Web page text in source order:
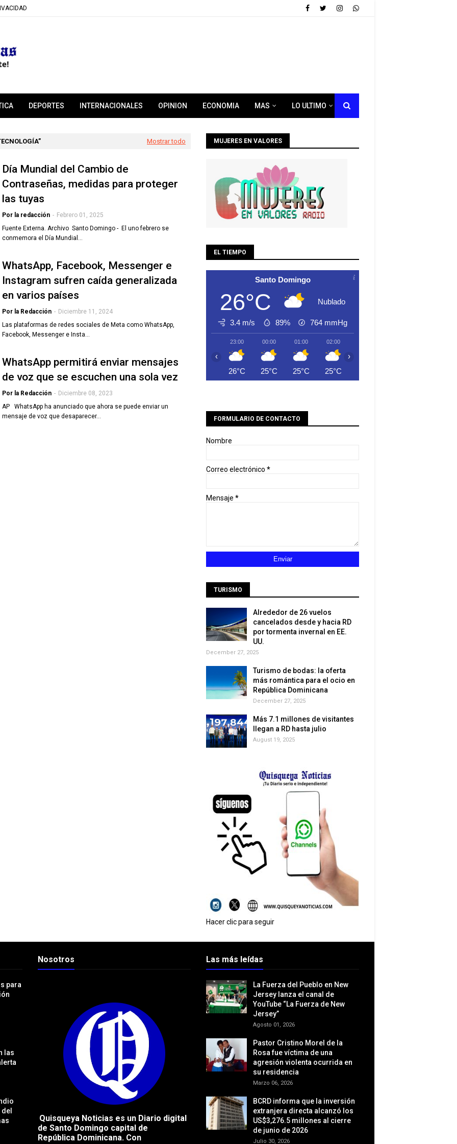
DEPORTES INTERNACIONALES OPINION ECONOMIA MAS LO ULTIMO
Mostrar todo
Día Mundial del Cambio de
Contraseñas, medidas para proteger
las tuyas
Por la redacción - Febrero 01, 2025
Fuente Externa. Archivo Santo Domingo - El uno febrero se
conmemora el Día Mundial…
WhatsApp, Facebook, Messenger e
Instagram sufren caída generalizada
en varios países
Por la Redacción - Diciembre 11, 2024
Las plataformas de redes sociales de Meta como WhatsApp,
Facebook, Messenger e Insta…
WhatsApp permitirá enviar mensajes
de voz que se escuchen una sola vez
Por la Redacción - Diciembre 08, 2023
AP WhatsApp ha anunciado que ahora se puede enviar un
mensaje de voz que desaparecer…
MUJERES EN VALORES
EL TIEMPO
Santo Domingo
26°C Nublado
3.4 m/s 89% 764 mmHg
23:00
26°C
00:00
25°C
01:00
25°C
02:00
25°C
‹ ›
FORMULARIO DE CONTACTO
Nombre
Correo electrónico *
Mensaje *
TURISMO
Alrededor de 26 vuelos
cancelados desde y hacia RD
por tormenta invernal en EE.
UU.
December 27, 2025
Turismo de bodas: la oferta
más romántica para el ocio en
República Dominicana
December 27, 2025
Más 7.1 millones de visitantes
llegan a RD hasta julio
August 19, 2025
Hacer clic para seguir
para
las
Nosotros
Quisqueya Noticias es un Diario digital
de Santo Domingo capital de
República Dominicana. Con
Las más leídas
La Fuerza del Pueblo en New
Jersey lanza el canal de
YouTube “La Fuerza de New
Jersey”
Agosto 01, 2026
Pastor Cristino Morel de la
Rosa fue víctima de una
agresión violenta ocurrida en
su residencia
Marzo 06, 2026
BCRD informa que la inversión
extranjera directa alcanzó los
US$3,276.5 millones al cierre
de junio de 2026
Julio 30, 2026